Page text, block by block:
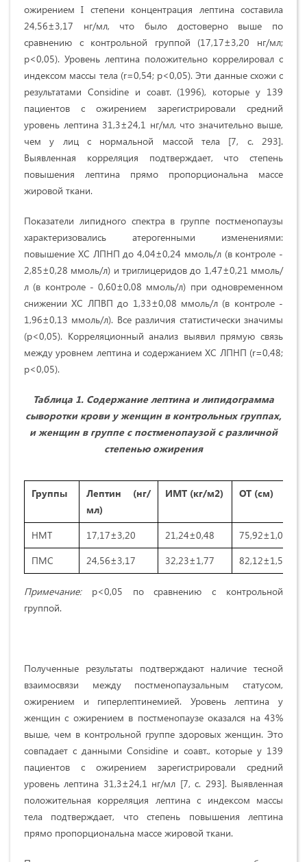
ожирением I степени концентрация лептина составила
24,56±3,17 нг/мл, что было достоверно выше по
сравнению с контрольной группой (17,17±3,20 нг/мл;
p<0,05). Уровень лептина положительно коррелировал с
индексом массы тела (r=0,54; p<0,05). Эти данные схожи с
результатами Considine и соавт. (1996), которые у 139
пациентов с ожирением зарегистрировали средний
уровень лептина 31,3±24,1 нг/мл, что значительно выше,
чем у лиц с нормальной массой тела [7, с. 293].
Выявленная корреляция подтверждает, что степень
повышения лептина прямо пропорциональна массе
жировой ткани.
Показатели липидного спектра в группе постменопаузы
характеризовались атерогенными изменениями:
повышение ХС ЛПНП до 4,04±0,24 ммоль/л (в контроле -
2,85±0,28 ммоль/л) и триглицеридов до 1,47±0,21 ммоль/
л (в контроле - 0,60±0,08 ммоль/л) при одновременном
снижении ХС ЛПВП до 1,33±0,08 ммоль/л (в контроле -
1,96±0,13 ммоль/л). Все различия статистически значимы
(p<0,05). Корреляционный анализ выявил прямую связь
между уровнем лептина и содержанием ХС ЛПНП (r=0,48;
p<0,05).
Таблица 1. Содержание лептина и липидограмма
сыворотки крови у женщин в контрольных группах,
и женщин в группе с постменопаузой с различной
степенью ожирения
Группы
Лептин (нг/
мл)
ИМТ (кг/м2) ОТ (см)
НМТ 17,17±3,20 21,24±0,48
75,92±1,05
ПМС
24,56±3,17 32,23±1,77 82,12±1,5
Примечание: p<0,05 по сравнению с контрольной
группой.
Полученные результаты подтверждают наличие тесной
взаимосвязи между постменопаузальным статусом,
ожирением и гиперлептинемией. Уровень лептина у
женщин с ожирением в постменопаузе оказался на 43%
выше, чем в контрольной группе здоровых женщин. Это
совпадает с данными Considine и соавт., которые у 139
пациентов с ожирением зарегистрировали средний
уровень лептина 31,3±24,1 нг/мл [7, с. 293]. Выявленная
положительная корреляция лептина с индексом массы
тела подтверждает, что степень повышения лептина
прямо пропорциональна массе жировой ткани.